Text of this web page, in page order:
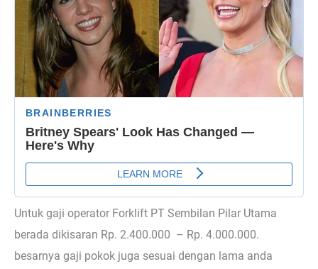
Untuk gaji operator Forklift PT Sembilan Pilar Utama
berada dikisaran Rp. 2.400.000 – Rp. 4.000.000.
besarnya gaji pokok juga sesuai dengan lama anda